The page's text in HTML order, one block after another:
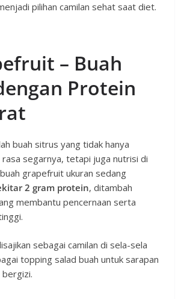
pilihan camilan sehat saat diet.
– Buah
Protein
buah sitrus yang tidak hanya
segarnya, tetapi juga nutrisi di
grapefruit ukuran sedang
2 gram protein, ditambah
membantu pencernaan serta
sebagai camilan di sela-sela
topping salad buah untuk sarapan